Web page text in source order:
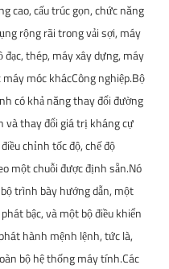
cao, cấu trúc gọn, chức năng
rộng rãi trong vải sợi, máy
đạc, thép, máy xây dựng, máy
móc khácCông nghiệp.Bộ
có khả năng thay đổi đường
và thay đổi giá trị kháng cự
chỉnh tốc độ, chế độ
một chuỗi được định sẵn.Nó
trình bày hướng dẫn, một
bậc, và một bộ điều khiển
hành mệnh lệnh, tức là,
bộ hệ thống máy tính.Các